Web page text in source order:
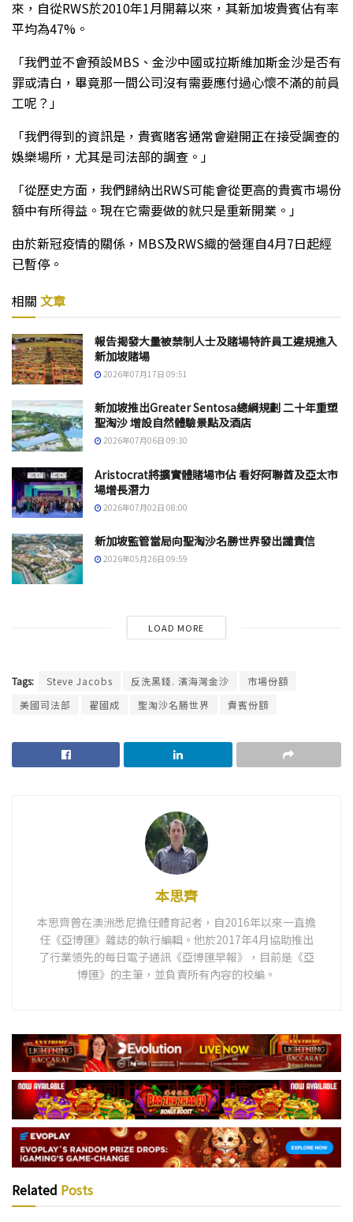
來，自從RWS於2010年1月開幕以來，其新加坡貴賓佔有率
平均為47%。
「我們並不會預設MBS、金沙中國或拉斯維加斯金沙是否有
罪或清白，畢竟那一間公司沒有需要應付過心懷不滿的前員
工呢？」
「我們得到的資訊是，貴賓賭客通常會避開正在接受調查的
娛樂場所，尤其是司法部的調查。」
「從歷史方面，我們歸納出RWS可能會從更高的貴賓市場份
額中有所得益。現在它需要做的就只是重新開業。」
由於新冠疫情的關係，MBS及RWS織的營運自4月7日起經
已暫停。
相關 文章
報告揭發大量被禁制人士及賭場特許員工違規進入
新加坡賭場
2026年07月17日 09:51
新加坡推出Greater Sentosa總綱規劃 二十年重塑
聖淘沙 增設自然體驗景點及酒店
2026年07月06日 09:30
Aristocrat將擴實體賭場市佔 看好阿聯酋及亞太市
場增長潛力
2026年07月02日 08:00
新加坡監管當局向聖淘沙名勝世界發出譴責信
2026年05月26日 09:59
LOAD MORE
Tags: Steve Jacobs 反洗黑錢. 濱海灣金沙
市場份額
美國司法部
翟國成 聖淘沙名勝世界 貴賓份額
本思齊
本思齊曾在澳洲悉尼擔任體育記者，自2016年以來一直擔
任《亞博匯》雜誌的執行編輯。他於2017年4月協助推出
了行業領先的每日電子通訊《亞博匯早報》，目前是《亞
博匯》的主筆，並負責所有內容的校編。
Related Posts